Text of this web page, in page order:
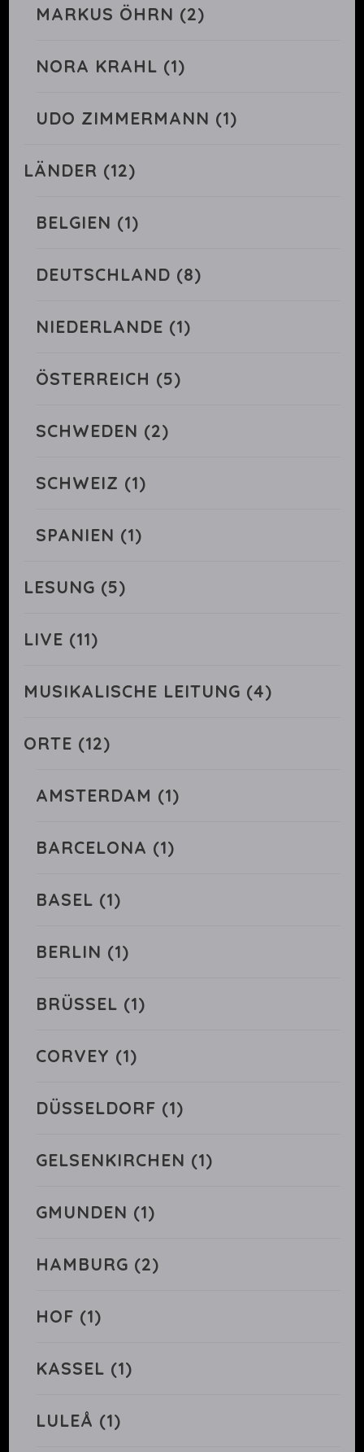
MARKUS ÖHRN (2)
NORA KRAHL (1)
UDO ZIMMERMANN (1)
LÄNDER (12)
BELGIEN (1)
DEUTSCHLAND (8)
NIEDERLANDE (1)
ÖSTERREICH (5)
SCHWEDEN (2)
SCHWEIZ (1)
SPANIEN (1)
LESUNG (5)
LIVE (11)
MUSIKALISCHE LEITUNG (4)
ORTE (12)
AMSTERDAM (1)
BARCELONA (1)
BASEL (1)
BERLIN (1)
BRÜSSEL (1)
CORVEY (1)
DÜSSELDORF (1)
GELSENKIRCHEN (1)
GMUNDEN (1)
HAMBURG (2)
HOF (1)
KASSEL (1)
LULEÅ (1)